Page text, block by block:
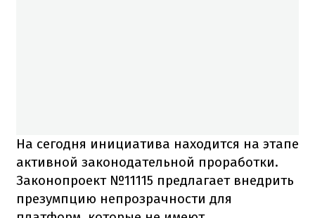
На сегодня инициатива находится на этапе
активной законодательной проработки.
Законопроект №11115 предлагает внедрить
презумпцию непрозрачности для